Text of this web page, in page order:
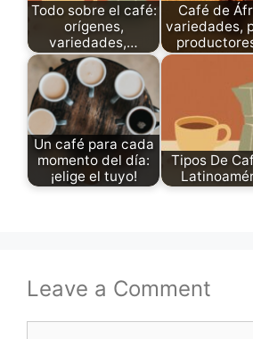
Todo sobre el café:
orígenes,
variedades,…
Café de
variedades,
Un café para cada
momento del día:
¡elige el tuyo!
Tipos De
Leave a Comment